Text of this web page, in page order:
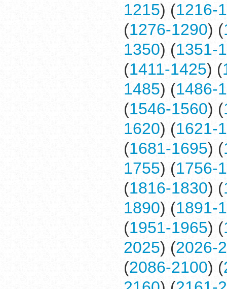
1215) (1216-
(1276-1290) (
1350) (1351-
(1411-1425) (
1485) (1486-
(1546-1560) (
1620) (1621-
(1681-1695) (
1755) (1756-
(1816-1830) (
1890) (1891-
(1951-1965) (
2025) (2026-
(2086-2100) (